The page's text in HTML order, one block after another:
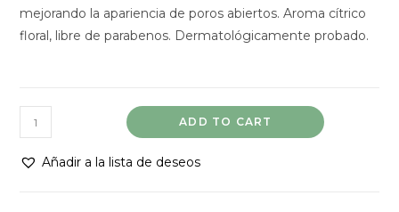
mejorando la apariencia de poros abiertos. Aroma cítrico
floral, libre de parabenos. Dermatológicamente probado.
Aceite
Purificante
con
ADD TO CART
Añadir a la lista de deseos